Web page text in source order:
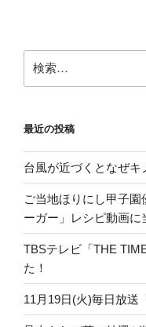
ン
索:
最近の投稿
台風が近づくとなぜキ
ご当地ほりにし甲子
ーガー」レシピ動画
TBSテレビ「THE
た！
11月19日(火)毎日放送